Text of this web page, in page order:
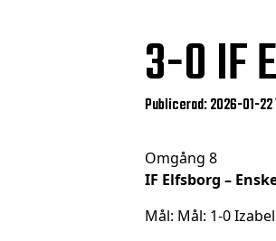
3-0IF
Publicerad: 2026-01-
Omgång 8
IF Elfsborg –
Mål: Mål: 1-0